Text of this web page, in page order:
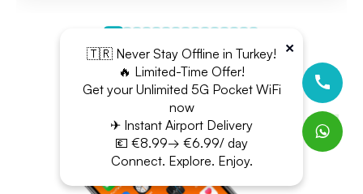
×
🇹🇷 Never Stay Offline in Turkey!
🔥 Limited-Time Offer!
Get your Unlimited 5G Pocket WiFi
now
✈ Instant Airport Delivery
💶 €8.99→ €6.99/ day
Connect. Explore. Enjoy.